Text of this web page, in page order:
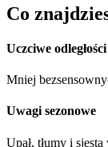
Co
Uczciwe odległości
Mniej
Uwagi sezonowe
Upał, tłumy i